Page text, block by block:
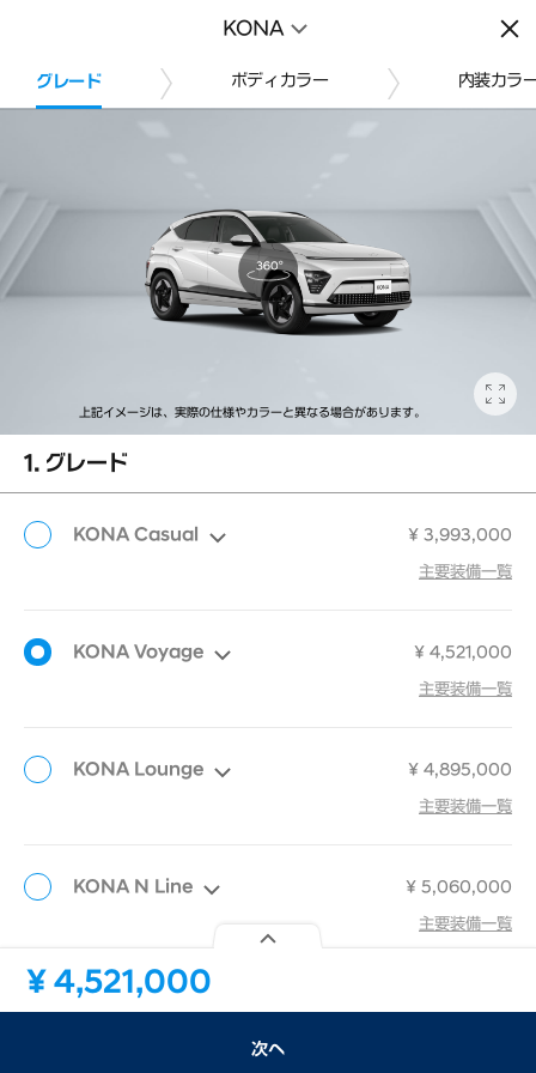
KONA
グレード ボディカラー 内装カラ
上記イメージは、実際の仕様やカラーと異なる場合があります。
1. グレード
선택
KONA Casual
detail
¥ 3,993,000
主要装備一覧
선택
KONA Voyage
detail
¥ 4,521,000
主要装備一覧
선택
KONA Lounge
detail
¥ 4,895,000
主要装備一覧
선택
KONA N Line
detail
¥ 5,060,000
主要装備一覧
見積内容
¥ 4,521,000
次へ
次へ